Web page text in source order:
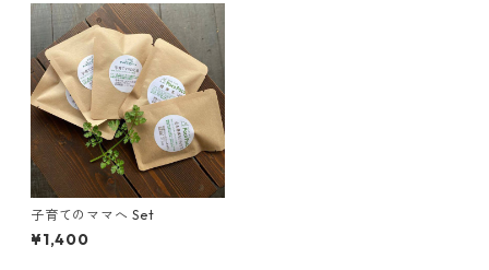
子育てのママへ Set
¥1,400